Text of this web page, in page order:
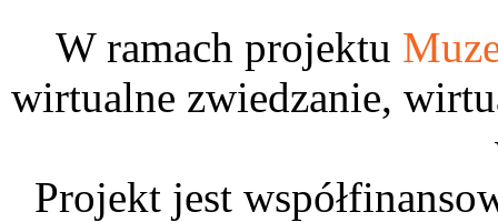
W ramach projektu
wirtualne zwiedzanie,
Projekt jest